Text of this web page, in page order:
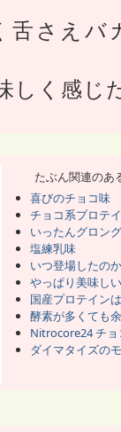
舌さえ
しく感じ
たぶん関連のあ
喜びのチョコ味
チョコ系プロテ
いったんグロン
塩練乳味
いつ登場したの
やっぱり美味し
国産プロテイン
酵素が多くても
Nitrocore24 チョ
ダイマタイズの